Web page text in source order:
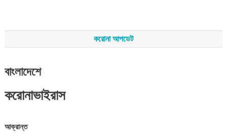
করোনা আপডেট
বাংলাদেশে
করোনাভাইরাস
আক্রান্ত